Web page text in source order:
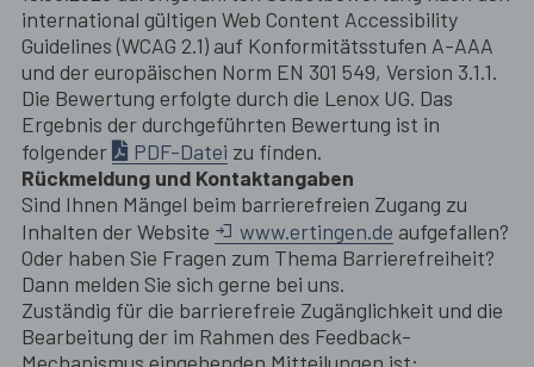
international gültigen Web Content Accessibility
Guidelines (WCAG 2.1) auf Konformitätsstufen A-AAA
und der europäischen Norm EN 301 549, Version 3.1.1.
Die Bewertung erfolgte durch die Lenox UG. Das
Ergebnis der durchgeführten Bewertung ist in
folgender
PDF-Datei zu finden.
Rückmeldung und Kontaktangaben
Sind Ihnen Mängel beim barrierefreien Zugang zu
Inhalten der Website
www.ertingen.de aufgefallen?
Oder haben Sie Fragen zum Thema Barrierefreiheit?
Dann melden Sie sich gerne bei uns.
Zuständig für die barrierefreie Zugänglichkeit und die
Bearbeitung der im Rahmen des Feedback-